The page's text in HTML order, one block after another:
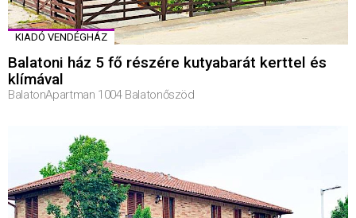
KIADÓ VENDÉGHÁZ
Balatoni ház 5 fő részére kutyabarát kerttel és
klímával
BalatonApartman 1004 Balatonőszöd